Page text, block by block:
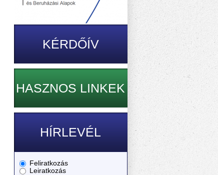
KÉRDŐÍV
HASZNOS LINKEK
HÍRLEVÉL
Feliratkozás
Leiratkozás